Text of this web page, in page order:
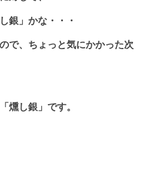
銀」かな・・・
で、ちょっと気にかかった次
燻し銀」です。